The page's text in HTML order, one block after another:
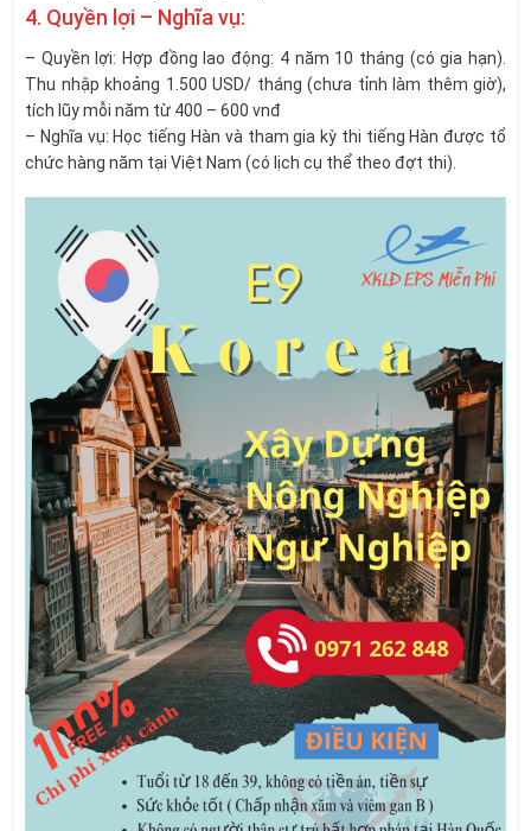
4. Quyền lợi – Nghĩa vụ:
– Quyền lợi: Hợp đồng lao động: 4 năm 10 tháng (có gia hạn).
Thu nhập khoảng 1.500 USD/ tháng (chưa tỉnh làm thêm giờ),
tích lũy mỗi năm từ 400 – 600 vnđ
– Nghĩa vụ: Học tiếng Hàn và tham gia kỳ thi tiếng Hàn được tổ
chức hàng năm tại Việt Nam (có lịch cụ thể theo đợt thi).